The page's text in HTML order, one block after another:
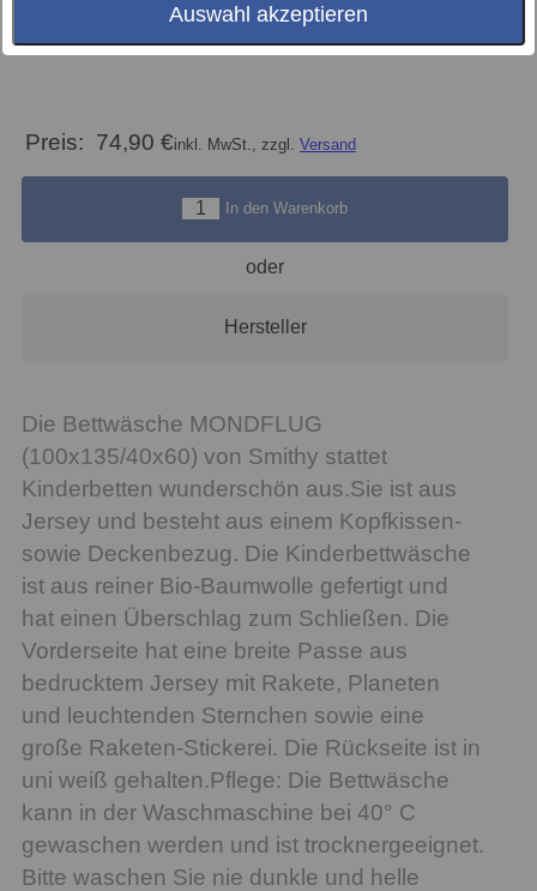
Auswahl akzeptieren
Preis: 74,90 €inkl. MwSt., zzgl. Versand
In den Warenkorb
oder
Hersteller
Die Bettwäsche MONDFLUG
(100x135/40x60) von Smithy stattet
Kinderbetten wunderschön aus.Sie ist aus
Jersey und besteht aus einem Kopfkissen-
sowie Deckenbezug. Die Kinderbettwäsche
ist aus reiner Bio-Baumwolle gefertigt und
hat einen Überschlag zum Schließen. Die
Vorderseite hat eine breite Passe aus
bedrucktem Jersey mit Rakete, Planeten
und leuchtenden Sternchen sowie eine
große Raketen-Stickerei. Die Rückseite ist in
uni weiß gehalten.Pflege: Die Bettwäsche
kann in der Waschmaschine bei 40° C
gewaschen werden und ist trocknergeeignet.
Bitte waschen Sie nie dunkle und helle